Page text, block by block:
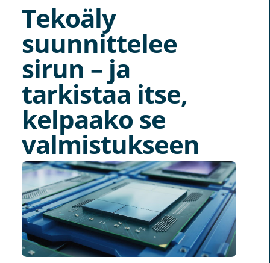
Tekoäly
suunnittelee
sirun – ja
tarkistaa itse,
kelpaako se
valmistukseen